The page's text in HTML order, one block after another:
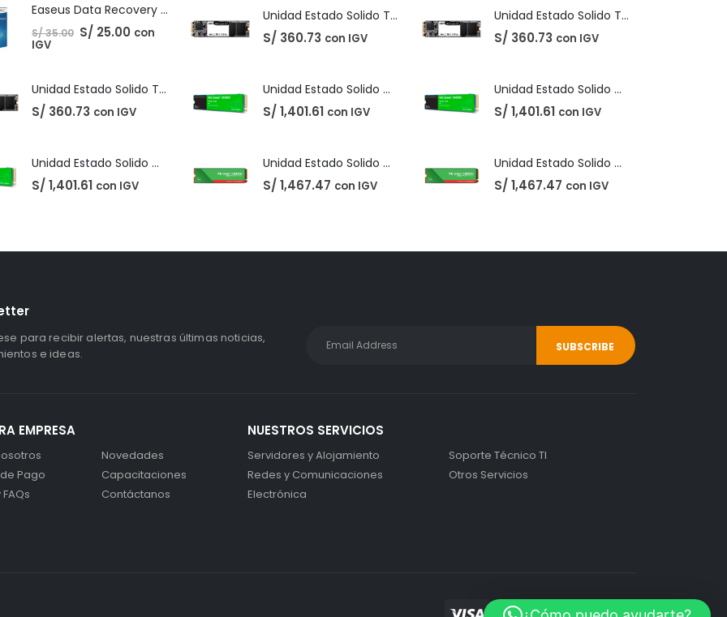
Easeus Data Recovery Wizard 13.5
S/35.00 El
precio
S/ 25.00Elcon
IGV
Unidad Estado Solido TeamGroup 512GB MS30
S/ 360.73 con IGV
Unidad Estado Solido Western Digital Green SN350 2TB
S/ 1,401.61 con IGV
Unidad Estado Solido TeamGroup 512GB MS30
S/ 360.73 con IGV
Unidad Estado Solido Western Digital Green SN350 2TB
S/ 1,401.61 con IGV
Unidad Estado Solido WD Green SN3000 NVMe 1TB
S/ 1,467.47 con IGV
Unidad Estado Solido TeamGroup 512GB MS30
S/ 360.73 con IGV
Unidad Estado Solido Western Digital Green SN350 2TB
S/ 1,401.61 con IGV
Unidad Estado Solido WD Green SN3000 NVMe 1TB
S/ 1,467.47 con IGV
para recibir alertas, nuestras últimas noticias,
e ideas.
EMPRESA
Pago
Novedades
Capacitaciones
Contáctanos
NUESTROS SERVICIOS
Servidores y Alojamiento
Redes y Comunicaciones
Electrónica
Soporte Técnico TI
Otros Servicios